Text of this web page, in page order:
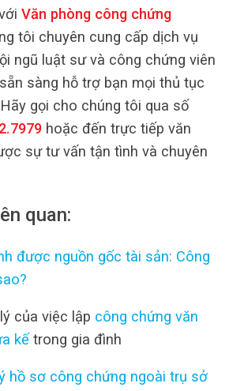
Văn phòng công chứng
tôi chuyên cung cấp dịch vụ
ngũ luật sư và công chứng viên
sàng hỗ trợ bạn mọi thủ tục
gọi cho chúng tôi qua số
hoặc đến trực tiếp văn
sự tư vấn tận tình và chuyên
quan:
được nguồn gốc tài sản: Công
của việc lập công chứng văn
kế trong gia đình
hồ sơ công chứng ngoài trụ sở